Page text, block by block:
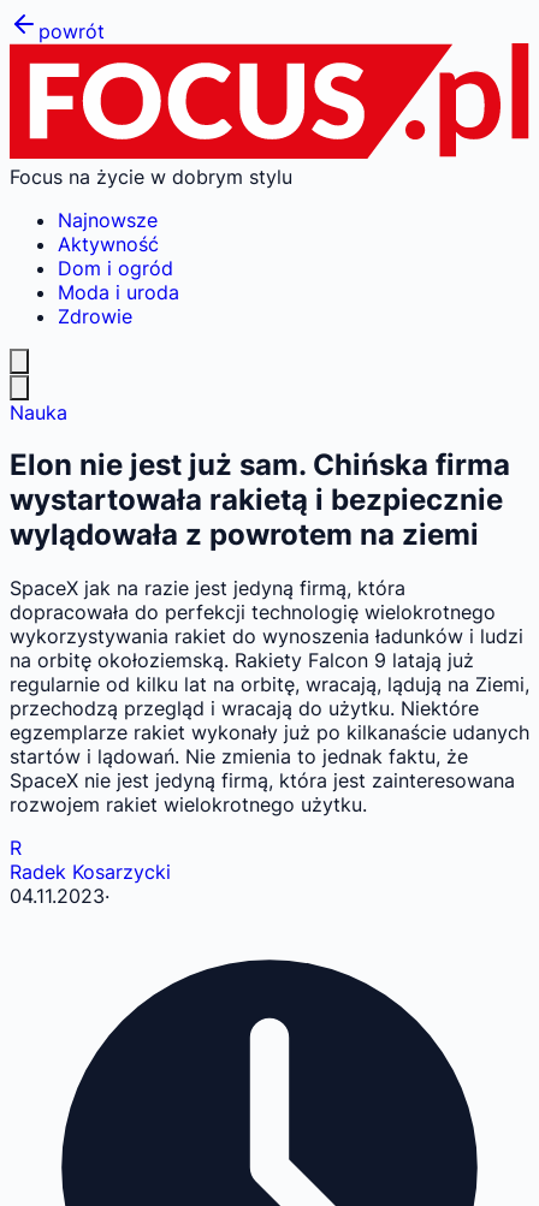
powrót
Focus na życie w dobrym stylu
Najnowsze
Aktywność
Dom i ogród
Moda i uroda
Zdrowie
Nauka
Elon nie jest już sam. Chińska firma
wystartowała rakietą i bezpiecznie
wylądowała z powrotem na ziemi
SpaceX jak na razie jest jedyną firmą, która
dopracowała do perfekcji technologię wielokrotnego
wykorzystywania rakiet do wynoszenia ładunków i ludzi
na orbitę okołoziemską. Rakiety Falcon 9 latają już
regularnie od kilku lat na orbitę, wracają, lądują na Ziemi,
przechodzą przegląd i wracają do użytku. Niektóre
egzemplarze rakiet wykonały już po kilkanaście udanych
startów i lądowań. Nie zmienia to jednak faktu, że
SpaceX nie jest jedyną firmą, która jest zainteresowana
rozwojem rakiet wielokrotnego użytku.
R
Radek Kosarzycki
04.11.2023·